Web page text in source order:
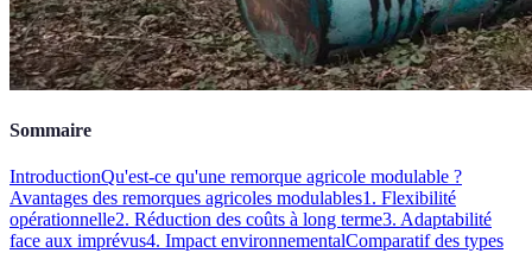
Sommaire
IntroductionQu'est-ce qu'une remorque agricole modulable ?
Avantages des remorques agricoles modulables1. Flexibilité
opérationnelle2. Réduction des coûts à long terme3. Adaptabilité
face aux imprévus4. Impact environnementalComparatif des types